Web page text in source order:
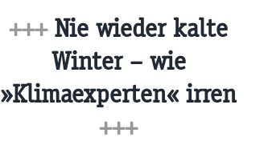
+++Nie wieder kalte
Winter – wie
»Klimaexperten« irren
+++